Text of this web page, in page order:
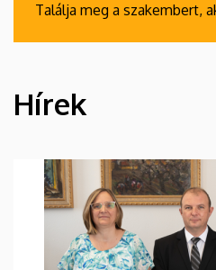
Találja meg a szakembert,
HÍREK
Hírek